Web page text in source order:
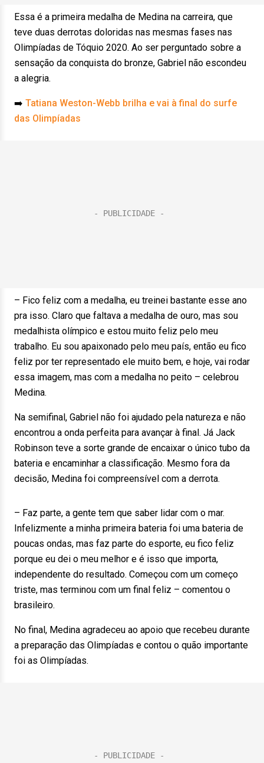
Essa é a primeira medalha de Medina na carreira, que
teve duas derrotas doloridas nas mesmas fases nas
Olimpíadas de Tóquio 2020. Ao ser perguntado sobre a
sensação da conquista do bronze, Gabriel não escondeu
a alegria.
➡️ Tatiana Weston-Webb brilha e vai à final do surfe
das Olimpíadas
– Fico feliz com a medalha, eu treinei bastante esse ano
pra isso. Claro que faltava a medalha de ouro, mas sou
medalhista olímpico e estou muito feliz pelo meu
trabalho. Eu sou apaixonado pelo meu país, então eu fico
feliz por ter representado ele muito bem, e hoje, vai rodar
essa imagem, mas com a medalha no peito – celebrou
Medina.
Na semifinal, Gabriel não foi ajudado pela natureza e não
encontrou a onda perfeita para avançar à final. Já Jack
Robinson teve a sorte grande de encaixar o único tubo da
bateria e encaminhar a classificação. Mesmo fora da
decisão, Medina foi compreensível com a derrota.
– Faz parte, a gente tem que saber lidar com o mar.
Infelizmente a minha primeira bateria foi uma bateria de
poucas ondas, mas faz parte do esporte, eu fico feliz
porque eu dei o meu melhor e é isso que importa,
independente do resultado. Começou com um começo
triste, mas terminou com um final feliz – comentou o
brasileiro.
No final, Medina agradeceu ao apoio que recebeu durante
a preparação das Olimpíadas e contou o quão importante
foi as Olimpíadas.